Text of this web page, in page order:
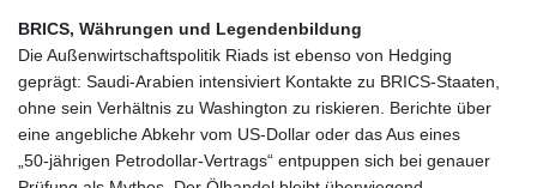
JPY 182.445186
KES 149.158147
KGS 101.104505
KHR
4681.941823
KMF 492.514185
BRICS, Währungen und Legendenbildung
Die Außenwirtschaftspolitik Riads ist ebenso von Hedging
geprägt: Saudi‑Arabien intensiviert Kontakte zu BRICS‑Staaten,
ohne sein Verhältnis zu Washington zu riskieren. Berichte über
eine angebliche Abkehr vom US‑Dollar oder das Aus eines
„50‑jährigen Petrodollar‑Vertrags“ entpuppen sich bei genauer